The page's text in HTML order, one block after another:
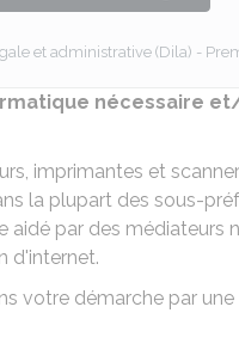
et administrative (Dila) -
nécessaire
imprimantes et
la plupart des sous-
par des médiateurs
d'internet.
votre démarche par une